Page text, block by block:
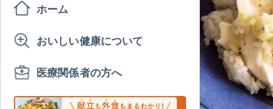
ホーム
おいしい健康について
医療関係者の方へ